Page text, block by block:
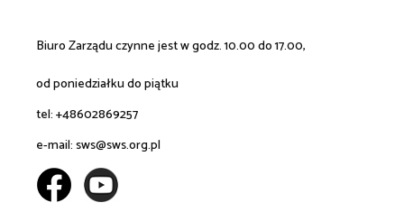
Biuro Zarządu czynne jest w godz. 10.00 do 17.00,
od poniedziałku do piątku
tel: +48602869257
e-mail:sws@sws.org.pl